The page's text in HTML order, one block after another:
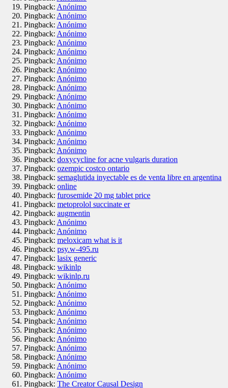
Pingback: Anónimo
Pingback: Anónimo
Pingback: Anónimo
Pingback: Anónimo
Pingback: Anónimo
Pingback: Anónimo
Pingback: Anónimo
Pingback: Anónimo
Pingback: Anónimo
Pingback: Anónimo
Pingback: Anónimo
Pingback: Anónimo
Pingback: Anónimo
Pingback: Anónimo
Pingback: Anónimo
Pingback: Anónimo
Pingback: Anónimo
Pingback: doxycycline for acne vulgaris duration
Pingback: ozempic costco ontario
Pingback: semaglutida inyectable es de venta libre en argentina
Pingback: online
Pingback: furosemide 20 mg tablet price
Pingback: metoprolol succinate er
Pingback: augmentin
Pingback: Anónimo
Pingback: Anónimo
Pingback: meloxicam what is it
Pingback: psy.w-495.ru
Pingback: lasix generic
Pingback: wikinlp
Pingback: wikinlp.ru
Pingback: Anónimo
Pingback: Anónimo
Pingback: Anónimo
Pingback: Anónimo
Pingback: Anónimo
Pingback: Anónimo
Pingback: Anónimo
Pingback: Anónimo
Pingback: Anónimo
Pingback: Anónimo
Pingback: Anónimo
Pingback: The Creator Causal Design